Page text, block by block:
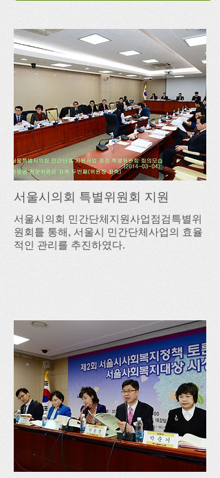
서울시의회 특별위원회 지원
서울시의회 민간단체지원사업점검특별위
원회틑 통해, 서울시 민간단체사업의 효율
적인 관리를 추진하였다.